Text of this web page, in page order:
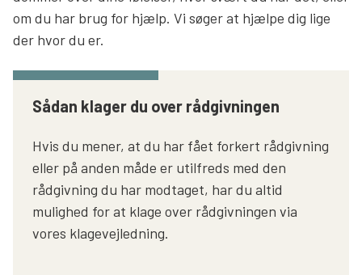
om du har brug for hjælp. Vi søger at hjælpe dig lige
der hvor du er.
Sådan klager du over rådgivningen
Hvis du mener, at du har fået forkert rådgivning
eller på anden måde er utilfreds med den
rådgivning du har modtaget, har du altid
mulighed for at klage over rådgivningen via
vores klagevejledning.